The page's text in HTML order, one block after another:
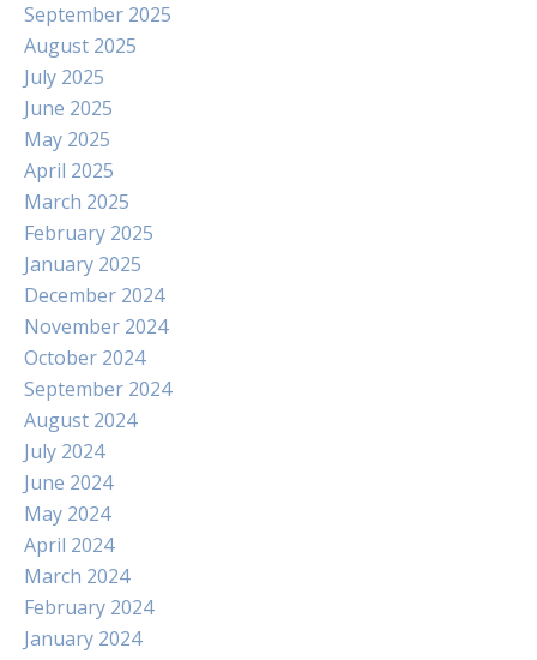
September 2025
August 2025
July 2025
June 2025
May 2025
April 2025
March 2025
February 2025
January 2025
December 2024
November 2024
October 2024
September 2024
August 2024
July 2024
June 2024
May 2024
April 2024
March 2024
February 2024
January 2024